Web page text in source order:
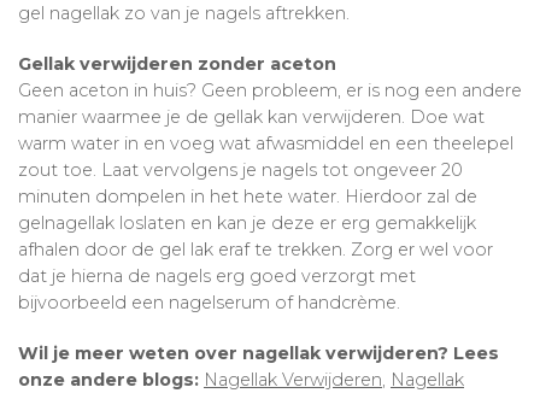
gel nagellak zo van je nagels aftrekken.
Gellak verwijderen zonder aceton
Geen aceton in huis? Geen probleem, er is nog een andere
manier waarmee je de gellak kan verwijderen. Doe wat
warm water in en voeg wat afwasmiddel en een theelepel
zout toe. Laat vervolgens je nagels tot ongeveer 20
minuten dompelen in het hete water. Hierdoor zal de
gelnagellak loslaten en kan je deze er erg gemakkelijk
afhalen door de gel lak eraf te trekken. Zorg er wel voor
dat je hierna de nagels erg goed verzorgt met
bijvoorbeeld een nagelserum of handcrème.
Wil je meer weten over nagellak verwijderen? Lees
onze andere blogs: Nagellak Verwijderen, Nagellak